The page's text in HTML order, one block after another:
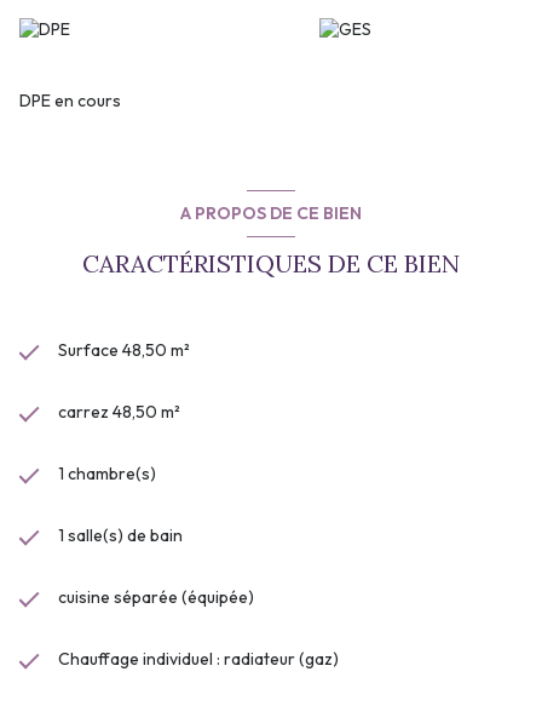
DPE en cours
A PROPOS DE CE BIEN
CARACTÉRISTIQUES DE CE BIEN
Surface 48,50 m²
carrez 48,50 m²
1 chambre(s)
1 salle(s) de bain
cuisine séparée (équipée)
Chauffage individuel : radiateur (gaz)